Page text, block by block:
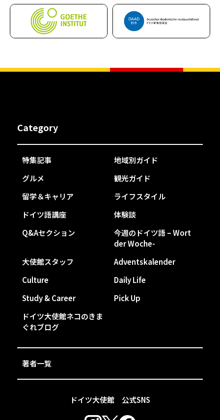
ドイツ大使館 公式SNS
Category
特集記事
地域別ガイド
グルメ
観光ガイド
留学＆キャリア
ライフスタイル
ドイツ語講座
体験談
Q&Aセクション
今週のドイツ語 – Wort
der Woche-
大使館スタッフ
Adventskalender
Culture
Daily Life
Study & Career
Pick Up
ドイツ大使館ネコのきま
ぐれブログ
著者一覧